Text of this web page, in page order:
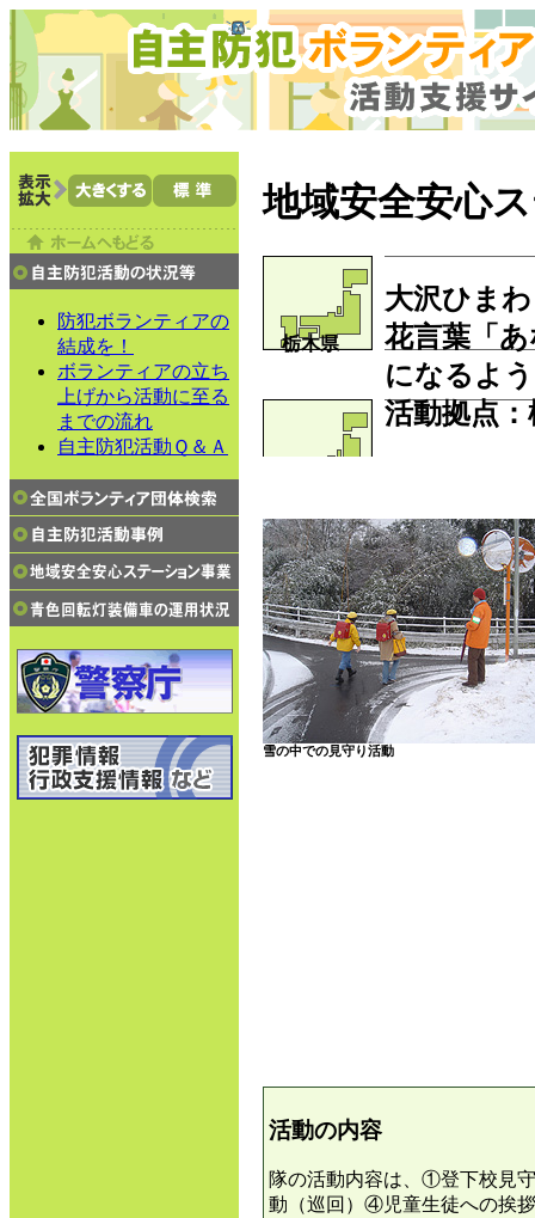
防犯ボランティアの
結成を！
ボランティアの立ち
上げから活動に至る
までの流れ
自主防犯活動Ｑ＆Ａ
地域安全安心
栃木県
大沢ひま
花言葉「
になるよ
活動拠点
雪の中での見守り活動
活動の内容
隊の活動内容は、①登下校
動（巡回）④児童生徒への挨